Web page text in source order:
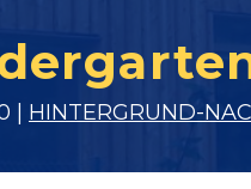
| HINTERGRUND-